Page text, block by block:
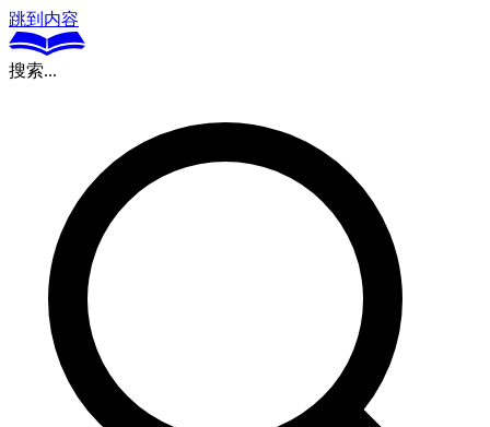
跳到内容
搜索...